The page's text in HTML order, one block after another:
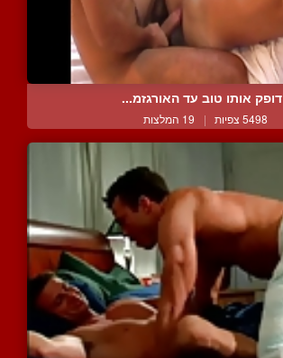
דופק אותו טוב עד האורגזמ...
5498 צפיות | 19 המלצות